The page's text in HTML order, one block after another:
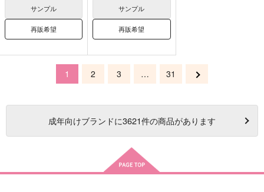
サンプル
再販希望
サンプル
再販希望
1 2 3 … 31
成年向けブランドに3621件の商品があります